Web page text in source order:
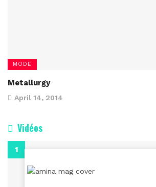
MODE
Metallurgy
April 14, 2014
Vidéos